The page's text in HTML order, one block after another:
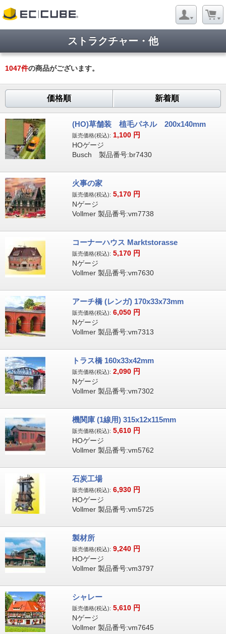
ストラクチャー・他
1047件の商品がございます。
価格順 新着順
(HO)草舗装 植毛パネル 200x140mm
販売価格(税込): 1,100 円
HOゲージ
Busch 製品番号:br7430
火事の家
販売価格(税込): 5,170 円
Nゲージ
Vollmer 製品番号:vm7738
コーナーハウス Marktstorasse
販売価格(税込): 5,170 円
Nゲージ
Vollmer 製品番号:vm7630
アーチ橋 (レンガ) 170x33x73mm
販売価格(税込): 6,050 円
Nゲージ
Vollmer 製品番号:vm7313
トラス橋 160x33x42mm
販売価格(税込): 2,090 円
Nゲージ
Vollmer 製品番号:vm7302
機関庫 (1線用) 315x12x115mm
販売価格(税込): 5,610 円
HOゲージ
Vollmer 製品番号:vm5762
石炭工場
販売価格(税込): 6,930 円
HOゲージ
Vollmer 製品番号:vm5725
製材所
販売価格(税込): 9,240 円
HOゲージ
Vollmer 製品番号:vm3797
シャレー
販売価格(税込): 5,610 円
Nゲージ
Vollmer 製品番号:vm7645